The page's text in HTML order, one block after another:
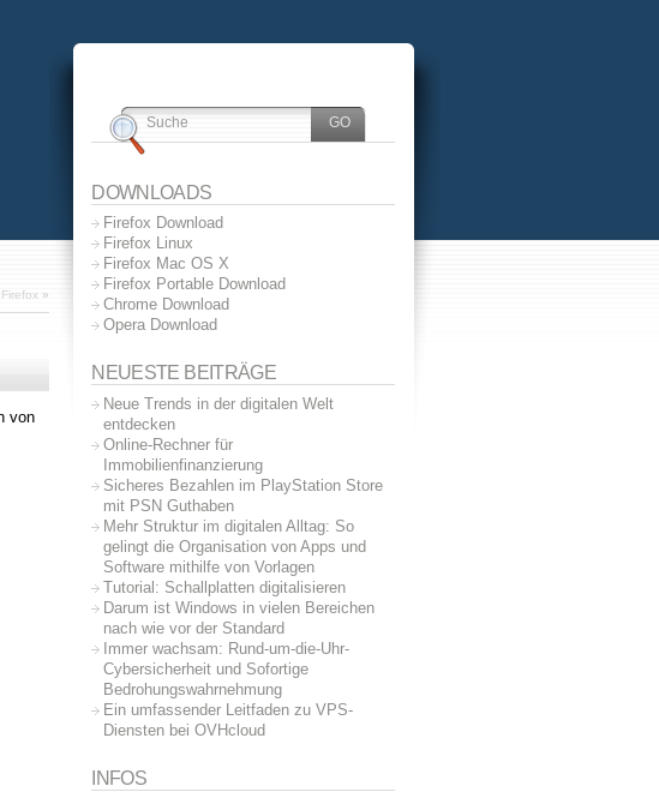
»
von
DOWNLOADS
Firefox Download
Firefox Linux
Firefox Mac OS X
Firefox Portable Download
Chrome Download
Opera Download
NEUESTE BEITRÄGE
Neue Trends in der digitalen Welt
entdecken
Online-Rechner für
Immobilienfinanzierung
Sicheres Bezahlen im PlayStation Store
mit PSN Guthaben
Mehr Struktur im digitalen Alltag: So
gelingt die Organisation von Apps und
Software mithilfe von Vorlagen
Tutorial: Schallplatten digitalisieren
Darum ist Windows in vielen Bereichen
nach wie vor der Standard
Immer wachsam: Rund-um-die-Uhr-
Cybersicherheit und Sofortige
Bedrohungswahrnehmung
Ein umfassender Leitfaden zu VPS-
Diensten bei OVHcloud
INFOS